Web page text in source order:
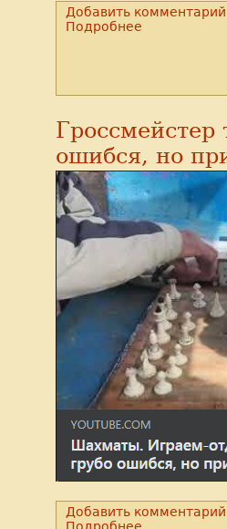
Добавить комментарий
Подробнее
ошибся, но
Добавить комментарий